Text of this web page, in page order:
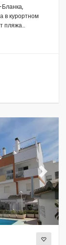
в курортном
пляжа
Next